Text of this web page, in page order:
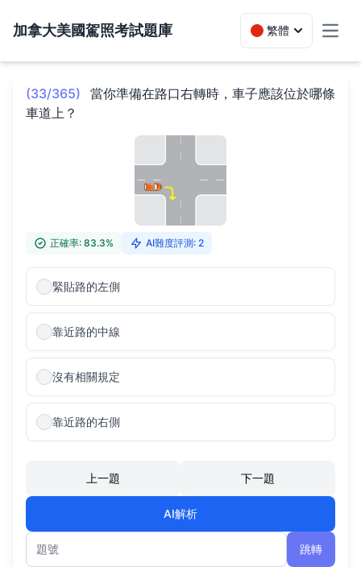
加拿大美國駕照考試題庫 繁體
(33/365)
當你準備在路口右轉時，車子應該位於哪條
車道上？
正確率: 83.3% AI難度評測: 2
緊貼路的左側
靠近路的中線
沒有相關規定
靠近路的右側
上一題 下一題
AI解析
題號
跳轉